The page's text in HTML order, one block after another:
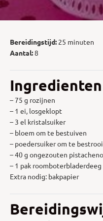
Bereidingstijd: 25 minuten
Aantal:8
Ingredienten
– 75 g rozijnen
– 1 ei, losgeklopt
– 3 el kristalsuiker
– bloem om te bestuiven
– poedersuiker om te
– 40 g ongezouten
– 1 pak
Extra nodig: bakpapier